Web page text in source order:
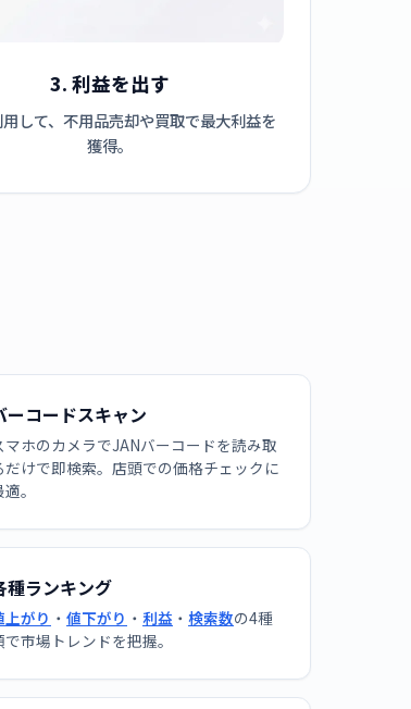
3. 利益を出す
して、不用品売却や買取で最大利益を
獲得。
ーコードスキャン
マホのカメラでJANバーコードを読み取
だけで即検索。店頭での価格チェックに
。
種ランキング
上がり ・ 値下がり ・ 利益 ・ 検索数の4種
で市場トレンドを把握。